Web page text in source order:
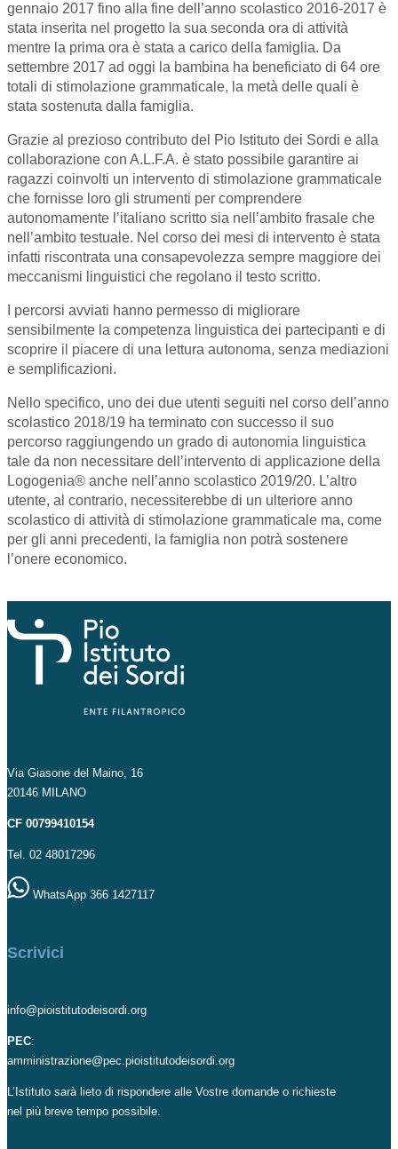
gennaio 2017 fino alla fine dell’anno scolastico 2016-2017 è
stata inserita nel progetto la sua seconda ora di attività
mentre la prima ora è stata a carico della famiglia. Da
settembre 2017 ad oggi la bambina ha beneficiato di 64 ore
totali di stimolazione grammaticale, la metà delle quali è
stata sostenuta dalla famiglia.
Grazie al prezioso contributo del Pio Istituto dei Sordi e alla
collaborazione con A.L.F.A. è stato possibile garantire ai
ragazzi coinvolti un intervento di stimolazione grammaticale
che fornisse loro gli strumenti per comprendere
autonomamente l’italiano scritto sia nell’ambito frasale che
nell’ambito testuale. Nel corso dei mesi di intervento è stata
infatti riscontrata una consapevolezza sempre maggiore dei
meccanismi linguistici che regolano il testo scritto.
I percorsi avviati hanno permesso di migliorare
sensibilmente la competenza linguistica dei partecipanti e di
scoprire il piacere di una lettura autonoma, senza mediazioni
e semplificazioni.
Nello specifico, uno dei due utenti seguiti nel corso dell’anno
scolastico 2018/19 ha terminato con successo il suo
percorso raggiungendo un grado di autonomia linguistica
tale da non necessitare dell’intervento di applicazione della
Logogenia® anche nell’anno scolastico 2019/20. L’altro
utente, al contrario, necessiterebbe di un ulteriore anno
scolastico di attività di stimolazione grammaticale ma, come
per gli anni precedenti, la famiglia non potrà sostenere
l’onere economico.
Via Giasone del Maino, 16
20146 MILANO
CF 00799410154
Tel. 02 48017296
WhatsApp 366 1427117
Scrivici
info@pioistitutodeisordi.org
PEC:
amministrazione@pec.pioistitutodeisordi.org
L’Istituto sarà lieto di rispondere alle Vostre domande o richieste
nel più breve tempo possibile.